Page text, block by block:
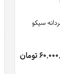
سیکو
تومان